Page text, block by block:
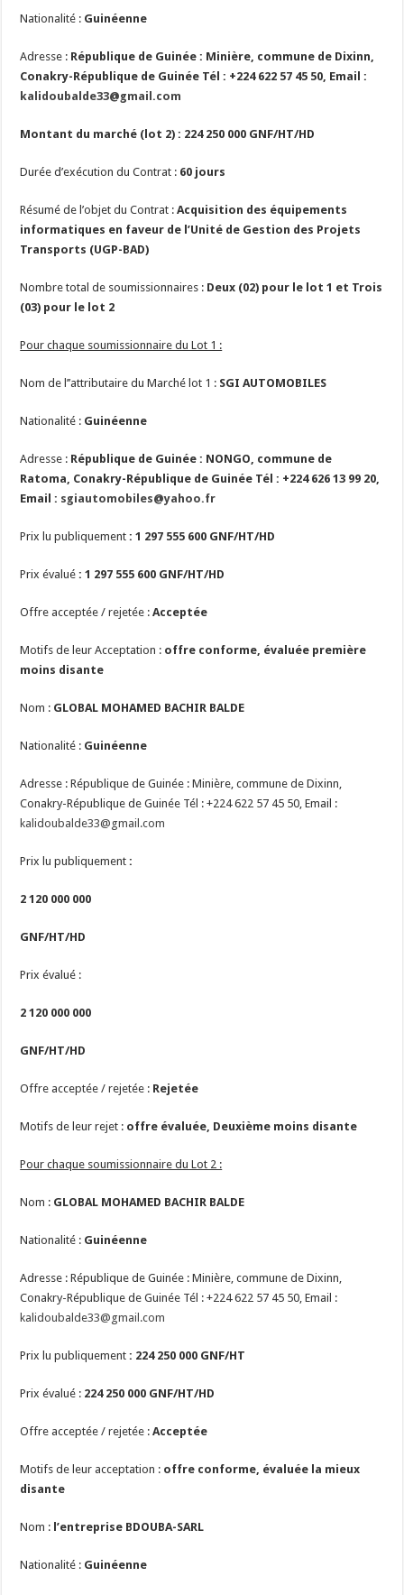
Nationalité : Guinéenne
Adresse : République de Guinée : Minière, commune de Dixinn,
Conakry-République de Guinée Tél : +224 622 57 45 50, Email :
kalidoubalde33@gmail.com
Montant du marché (lot 2) : 224 250 000 GNF/HT/HD
Durée d’exécution du Contrat : 60 jours
Résumé de l’objet du Contrat :Acquisition des équipements
informatiques en faveur de l’Unité de Gestion des Projets
Transports (UGP-BAD)
Nombre total de soumissionnaires : Deux (02) pour le lot 1 et Trois
(03) pour le lot 2
Pour chaque soumissionnaire du Lot 1 :
Nom de l’’attributaire du Marché lot 1 : SGI AUTOMOBILES
Nationalité : Guinéenne
Adresse : République de Guinée : NONGO, commune de
Ratoma, Conakry-République de Guinée Tél : +224 626 13 99 20,
Email : sgiautomobiles@yahoo.fr
Prix lu publiquement :1 297 555 600 GNF/HT/HD
Prix évalué :1 297 555 600 GNF/HT/HD
Offre acceptée / rejetée :Acceptée
Motifs de leur Acceptation : offre conforme, évaluée première
moins disante
Nom : GLOBAL MOHAMED BACHIR BALDE
Nationalité : Guinéenne
Adresse : République de Guinée : Minière, commune de Dixinn,
Conakry-République de Guinée Tél : +224 622 57 45 50, Email :
kalidoubalde33@gmail.com
Prix lu publiquement :
2 120 000 000
GNF/HT/HD
Prix évalué :
2 120 000 000
GNF/HT/HD
Offre acceptée / rejetée : Rejetée
Motifs de leur rejet : offre évaluée, Deuxième moins disante
Pour chaque soumissionnaire du Lot 2 :
Nom : GLOBAL MOHAMED BACHIR BALDE
Nationalité : Guinéenne
Adresse : République de Guinée : Minière, commune de Dixinn,
Conakry-République de Guinée Tél : +224 622 57 45 50, Email :
kalidoubalde33@gmail.com
Prix lu publiquement : 224 250 000 GNF/HT
Prix évalué : 224 250 000 GNF/HT/HD
Offre acceptée / rejetée :Acceptée
Motifs de leur acceptation : offre conforme, évaluée la mieux
disante
Nom : l’entreprise BDOUBA-SARL
Nationalité : Guinéenne